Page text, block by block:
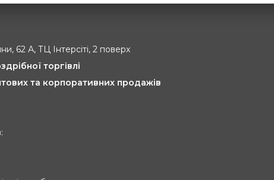
62 А, ТЦ Інтерсіті, 2 поверх
торгівлі
та корпоративних продажів